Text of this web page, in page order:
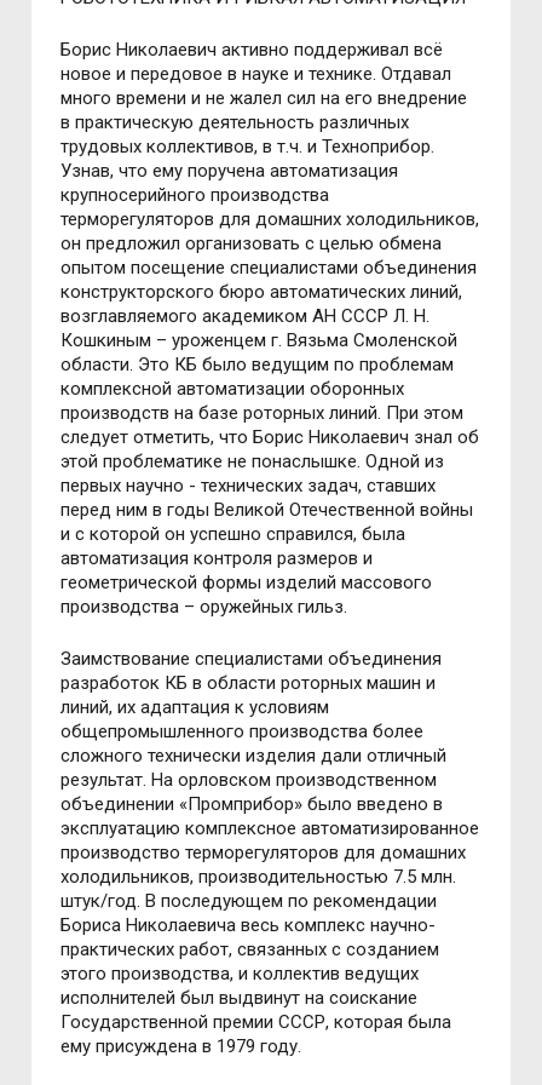
Борис Николаевич активно поддерживал всё
новое и передовое в науке и технике. Отдавал
много времени и не жалел сил на его внедрение
в практическую деятельность различных
трудовых коллективов, в т.ч. и Техноприбор.
Узнав, что ему поручена автоматизация
крупносерийного производства
терморегуляторов для домашних холодильников,
он предложил организовать с целью обмена
опытом посещение специалистами объединения
конструкторского бюро автоматических линий,
возглавляемого академиком АН СССР Л. Н.
Кошкиным – уроженцем г. Вязьма Смоленской
области. Это КБ было ведущим по проблемам
комплексной автоматизации оборонных
производств на базе роторных линий. При этом
следует отметить, что Борис Николаевич знал об
этой проблематике не понаслышке. Одной из
первых научно - технических задач, ставших
перед ним в годы Великой Отечественной войны
и с которой он успешно справился, была
автоматизация контроля размеров и
геометрической формы изделий массового
производства – оружейных гильз.
Заимствование специалистами объединения
разработок КБ в области роторных машин и
линий, их адаптация к условиям
общепромышленного производства более
сложного технически изделия дали отличный
результат. На орловском производственном
объединении «Промприбор» было введено в
эксплуатацию комплексное автоматизированное
производство терморегуляторов для домашних
холодильников, производительностью 7.5 млн.
штук/год. В последующем по рекомендации
Бориса Николаевича весь комплекс научно-
практических работ, связанных с созданием
этого производства, и коллектив ведущих
исполнителей был выдвинут на соискание
Государственной премии СССР, которая была
ему присуждена в 1979 году.